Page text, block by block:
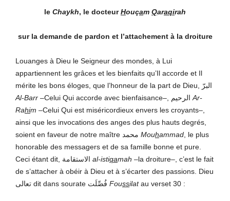
le Chaykh, le docteurHouçam Qaraqirah
sur la demande de pardon et l’attachement à la droiture
Louanges à Dieu le Seigneur des mondes, à Lui
appartiennent les grâces et les bienfaits qu’Il accorde et Il
mérite les bons éloges, que l’honneur de la part de Dieu, البرّ
Al-Barr
Ar-
Rahim –Celui Qui est miséricordieux envers les croyants–,
ainsi que les invocations des anges des plus hauts degrés,
Mouhammad , le plus
honorable des messagers et de sa famille bonne et pure.
al-istiqamah –la droiture–, c’est le fait
de s’attacher à obéir à Dieu et à s’écarter des passions. Dieu
Foussilatau verset 30 :